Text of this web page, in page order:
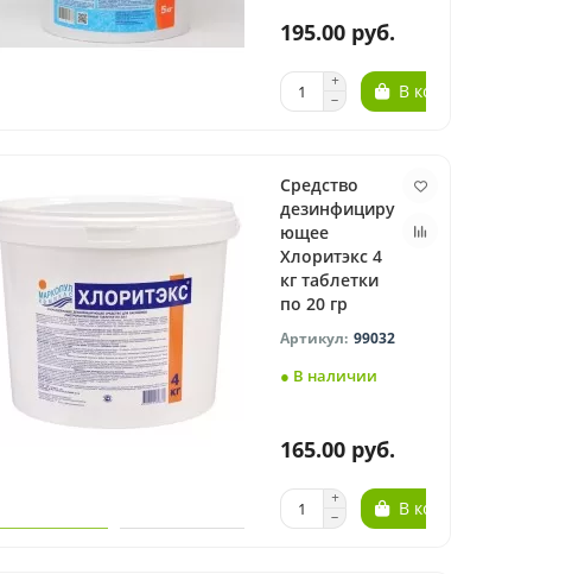
195.00 руб.
В корзину
Средство
дезинфициру
ющее
Хлоритэкс 4
кг таблетки
по 20 гр
99032
● В наличии
165.00 руб.
В корзину